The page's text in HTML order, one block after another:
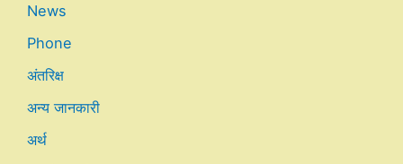
News
Phone
अंतरिक्ष
अन्य जानकारी
अर्थ